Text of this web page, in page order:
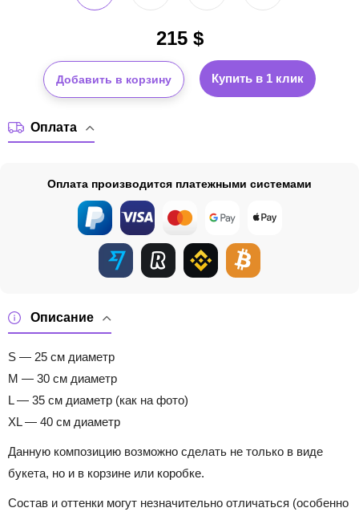
215$
Добавить в корзину Купить в 1 клик
Описание
S — 25 см диаметр
M — 30 см диаметр
L — 35 см диаметр (как на фото)
XL — 40 см диаметр
Данную композицию возможно сделать не только в виде
букета, но и в корзине или коробке.
Состав и оттенки могут незначительно отличаться (особенно
Оплата
Оплата производится платежными системами